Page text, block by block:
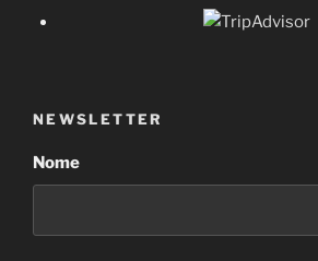
NEWSLETTER
Nome